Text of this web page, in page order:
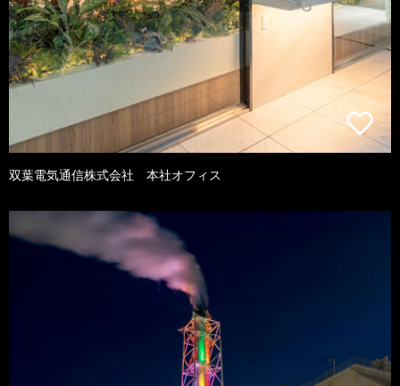
双葉電気通信株式会社 本社オフィス